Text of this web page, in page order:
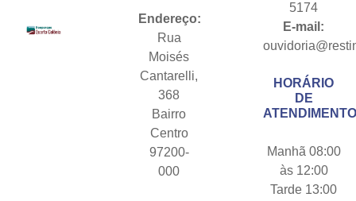
Endereço:
Rua
Moisés
Cantarelli,
368
Bairro
Centro
97200-
000
5174
E-mail:
HORÁRIO
DE
Manhã 08:00
às 12:00
Tarde 13:00